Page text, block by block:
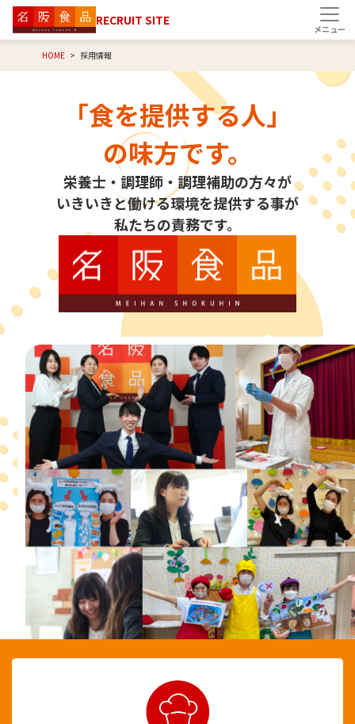
RECRUIT SITE
HOME 採用情報
「食を提供する人」
の味方です。
栄養士・調理師・調理補助の方々が
いきいきと働ける環境を提供する事が
私たちの責務です。